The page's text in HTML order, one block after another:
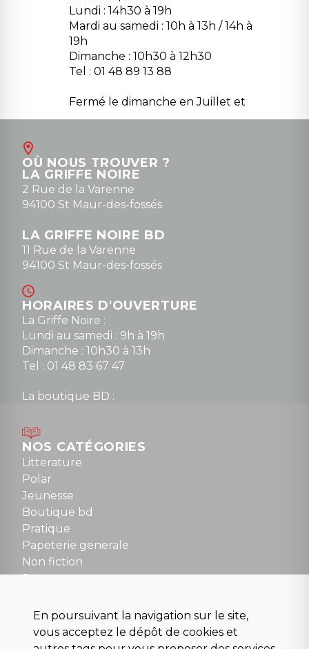
Lundi : 14h30 à 19h
Mardi au samedi : 10h à 13h / 14h à
19h
Dimanche : 10h30 à 12h30
Tel : 01 48 89 13 88
Fermé le dimanche en Juillet et
Août
contact@la-griffe-noire.com
0148836747
OÙ NOUS TROUVER ?
LA GRIFFE NOIRE
2 Rue de la Varenne
94100 St Maur-des-fossés
LA GRIFFE NOIRE BD
11 Rue de la Varenne
94100 St Maur-des-fossés
HORAIRES D'OUVERTURE
La Griffe Noire :
Lundi au samedi : 9h à 19h
Dimanche : 10h30 à 13h
Tel : 01 48 83 67 47
La boutique BD :
Mardi au samedi : 10h à 13h / 14h à 19h
Dimanche : 10h30 à 12h30
Tel : 01 48 89 13 88
NOUS CONTACTER
contact@la-griffe-noire.com
NOS CATÉGORIES
Litterature
Polar
Jeunesse
Boutique bd
Pratique
Papeterie generale
Non fiction
Divers
Beaux livres et art
Para scolaire
Histoire
En poursuivant la navigation sur le site,
vous acceptez le dépôt de cookies et